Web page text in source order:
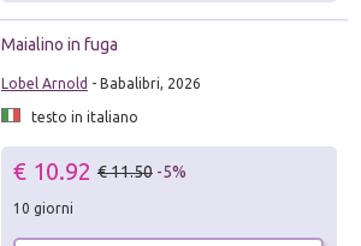
Maialino in fuga
Lobel Arnold - Babalibri, 2026
testo in italiano
€ 10.92 € 11.50 -5%
10 giorni